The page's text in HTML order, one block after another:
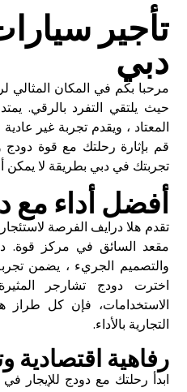
تأجير
دبي
مرحبا بكم في المكان المثالي
حيث يلتقي التفرد بالرقي.
المعتاد ، ويقدم تجربة غير
قم بإثارة رحلتك مع قوة دودج
تجربتك في دبي بطريقة لا يمكن
أفضل أداء مع
تقدم هلا درايف الفرصة
مقعد السائق في مركز قوة.
والتصميم الجريء ، يضمن
اخترت دودج تشارجر
الاستخدامات، فإن كل طراز
التجارية بالأداء.
رفاهية اقتصادية
ابدأ رحلتك مع دودج للإيجار